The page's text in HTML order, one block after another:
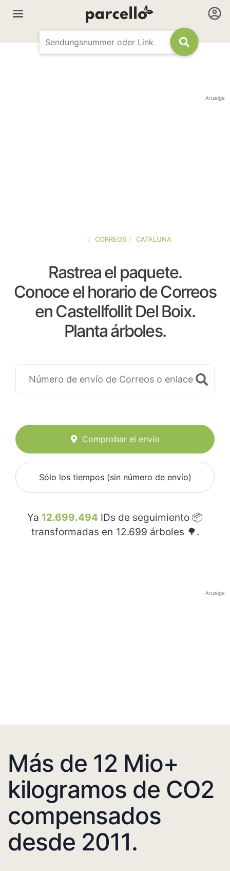
Anzeige
CORREOS CATALUNA
Rastrea el paquete.
Conoce el horario de Correos
en Castellfollit Del Boix.
Planta árboles.
Comprobar el envío
Sólo los tiempos (sin número de envío)
Ya 12.699.494 IDs de seguimiento 📦
transformadas en 12.699 árboles 🌳.
Anzeige
Más de 12 Mio+
kilogramos de CO2
compensados
desde 2011.